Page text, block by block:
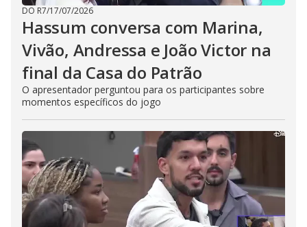
DO R7/17/07/2026
Hassum conversa com Marina,
Vivão, Andressa e João Victor na
final da Casa do Patrão
O apresentador perguntou para os participantes sobre
momentos específicos do jogo